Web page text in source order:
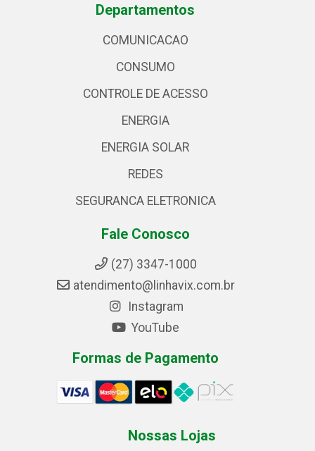
Departamentos
COMUNICACAO
CONSUMO
CONTROLE DE ACESSO
ENERGIA
ENERGIA SOLAR
REDES
SEGURANCA ELETRONICA
Fale Conosco
(27) 3347-1000
atendimento@linhavix.com.br
Instagram
YouTube
Formas de Pagamento
Nossas Lojas